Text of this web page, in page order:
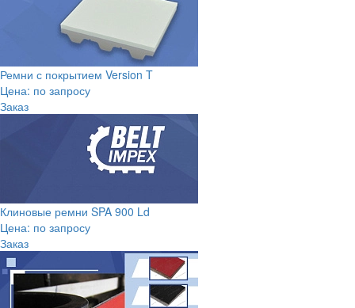
Ремни с покрытием Version T
Цена: по запросу
Заказ
Клиновые ремни SPA 900 Ld
Цена: по запросу
Заказ